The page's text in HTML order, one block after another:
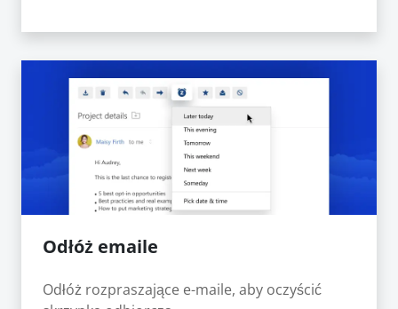
Odłóż emaile
Odłóż rozpraszające e-maile, aby oczyścić